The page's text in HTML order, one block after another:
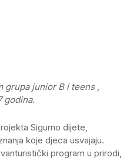
grupa juniorBi teens ,
godina.
Sigurno dijete,
koje djeca usvajaju.
program u prirodi,